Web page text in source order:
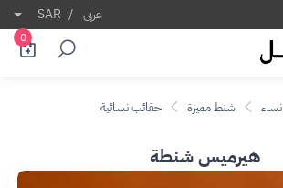
عربى /
SAR
0
نساء شنط مميزة حقائب نسائية
هيرميس شنطة